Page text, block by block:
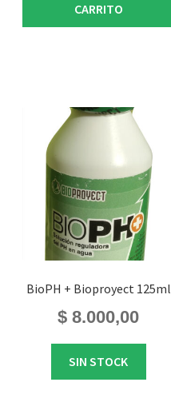
CARRITO
BioPH + Bioproyect 125ml
$ 8.000,00
SIN STOCK